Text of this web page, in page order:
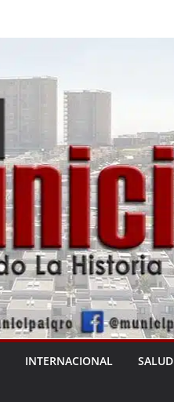
INTERNACIONAL SALUD